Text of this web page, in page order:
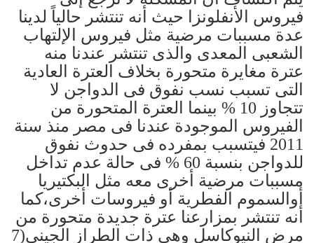
فيروس الأنفلونزا حيث أنه تنتشر حالياً لدينا
عدة مسببات مرضية مثل فيروس الإلتهاب
الشعبى المعدى والذى تنتشر عندنا منه
عترة مغايرة متحورة بخلاف العترة العادية
التى تسبب نسب نفوق فى الدواجن لا
تتجاوز 10 % بينما العترة المتحورة من
الفيروس الموجودة عندنا فى مصر منذ سنة
2011 فيتسبب بمفرده فى حدوث نفوق
للدواجن بنسبة 60 % فى حالة عدم تداخل
مسببات مرضية أخرى معه مثل البكتيريا
أوالسموم الفطرية أو فيروسات أخرى،كما
أنه تنتشر بمزارعنا عترة جديدة متحورة من
مرض النيوكاسل وهى ذات الطراز الجينى(7